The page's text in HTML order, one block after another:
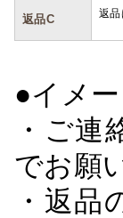
返品C 返
●イメ
・ご
でお願
・返